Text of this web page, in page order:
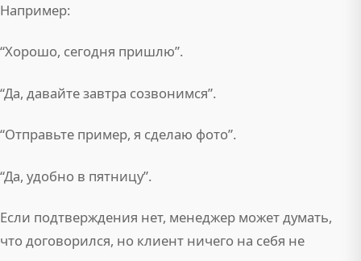
Например:
“Хорошо, сегодня пришлю”.
“Да, давайте завтра созвонимся”.
“Отправьте пример, я сделаю фото”.
“Да, удобно в пятницу”.
Если подтверждения нет, менеджер может думать,
что договорился, но клиент ничего на себя не